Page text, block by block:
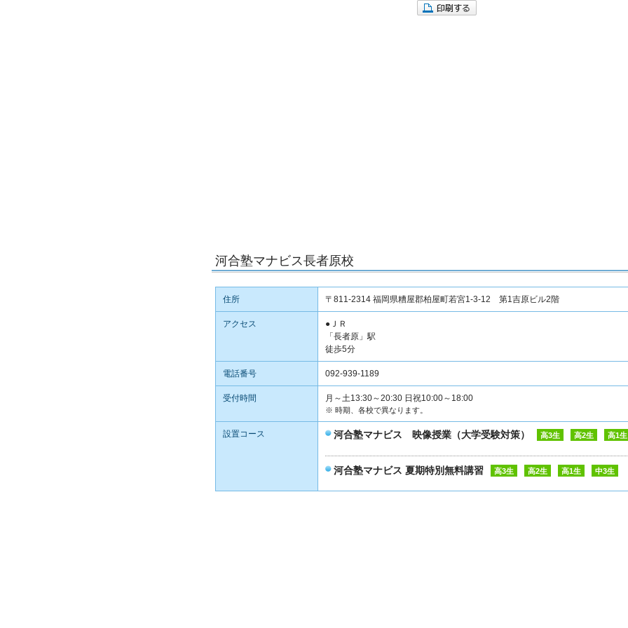
河合塾マナビス長者原校
住所 〒811-2314 福岡県糟屋郡柏屋町若宮1-3-12 第1吉原ビル2階
アクセス
●ＪＲ
「長者原」駅
徒歩5分
電話番号 092-939-1189
受付時間 月～土13:30～20:30 日祝10:00～18:00
※ 時期、各校で異なります。
設置コース 河合塾マナビス 映像授業（大学受験対策） 高3生 高2生 高1生
河合塾マナビス 夏期特別無料講習 高3生 高2生 高1生 中3生